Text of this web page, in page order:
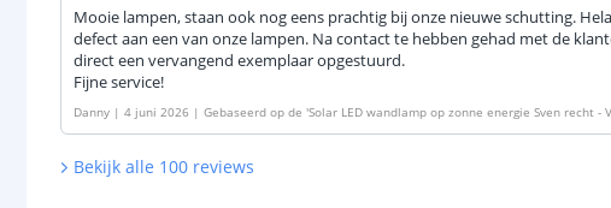
Mooie lampen, staan ook nog eens prachtig bij onze nieuwe schutting.
defect aan een van onze lampen. Na contact te hebben gehad met de
direct een vervangend exemplaar opgestuurd.
Fijne service!
Danny | 4 juni 2026 | Gebaseerd op de 'Solar LED wandlamp op zonne energie Sven recht -
Bekijk alle 100 reviews